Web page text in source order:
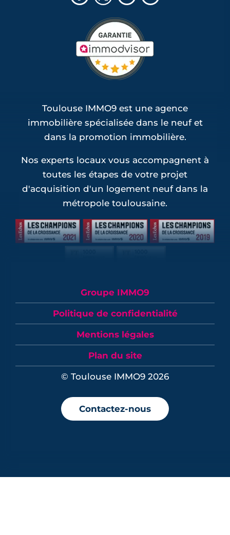
Programmes neufs Saint-Sauveur (1)
Toulouse IMMO9 est une agence
immobilière spécialisée dans le neuf et
dans la promotion immobilière.
Nos experts locaux vous accompagnent à
toutes les étapes de votre projet
d'acquisition d'un logement neuf dans la
métropole toulousaine.
Groupe IMMO9
Politique de confidentialité
Mentions légales
Plan du site
© Toulouse IMMO9 2026
Contactez-nous